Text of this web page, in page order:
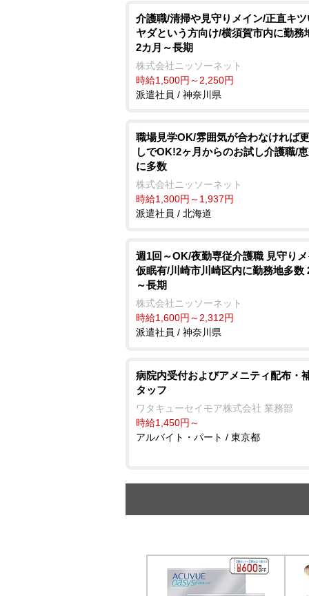
介護職/清掃や見守りメイン/正直キ
ヤダという方向け/横須賀市内に勤務
2カ月～長期
株式会社ニッソーネット
時給1,500円～2,250円
派遣社員 / 神奈川県
職場見学OK/雰囲気が合わなければ
しでOK!2ヶ月からのお試し介護職/
に多数
株式会社ニッソーネット
時給1,300円～1,937円
派遣社員 / 北海道
週1回～OK/夜勤専従介護職 見守り
仮眠有/川崎市川崎区内に勤務地多数
～長期
株式会社ニッソーネット
時給1,600円～2,312円
派遣社員 / 神奈川県
病院内受付およびアメニティ配布・
タッフ
ワタキューセイモア株式会社 業務部
時給1,450円～
アルバイト・パート / 東京都